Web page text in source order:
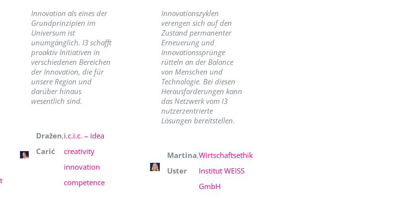
Innovation als eines der
Grundprinzipien im
Universum ist
unumgänglich. I3 schafft
proaktiv Initiativen in
verschiedenen Bereichen
der Innovation, die für
unsere Region und
darüber hinaus
wesentlich sind.
Dražen
Carić
,i.c.i.c. – idea
creativity
innovation
competence
Innovationszyklen
verengen sich auf den
Zustand permanenter
Erneuerung und
Innovationssprünge
rütteln an der Balance
von Menschen und
Technologie. Bei diesen
Herausforderungen kann
das Netzwerk vom I3
nutzerzentrierte
Lösungen bereitstellen.
Martina
Uster
,Wirtschaftsethik
Institut WEISS
GmbH